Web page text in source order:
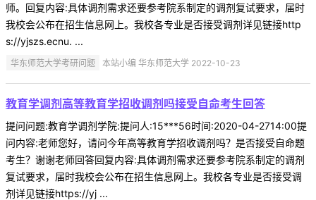
师。回复内容:具体调剂需求还要参考院系制定的调剂复试要求，届时
我校会公布在招生信息网上。我校各专业是否接受调剂详见链接http
s://yjszs.ecnu. ...
华东师范大学考研问题 本站小编 华东师范大学 2022-10-23
教育学调剂高等教育学招收调剂吗接受自命考生回答
提问问题:教育学调剂学院:提问人:15***56时间:2020-04-2714:00提
问内容:老师您好，请问今年高等教育学招收调剂吗？是否接受自命题
考生？谢谢老师回答回复内容:具体调剂需求还要参考院系制定的调剂
复试要求，届时我校会公布在招生信息网上。我校各专业是否接受调
剂详见链接https://yj ...